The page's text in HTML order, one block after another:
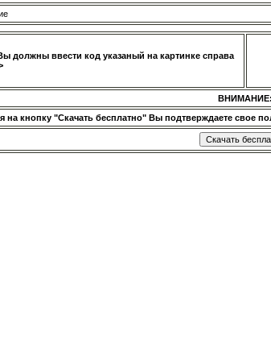
должны ввести код указаный на картинке справа
ВНИМАНИЕ:
на кнопку "Скачать бесплатно" Вы подтверждаете свое